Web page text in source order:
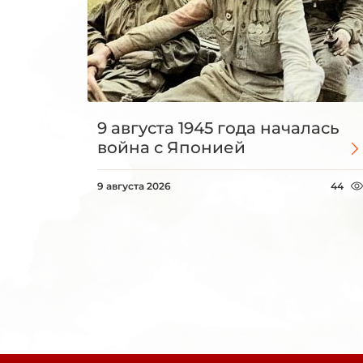
9 августа 1945 года началась
война с Японией
9 августа 2026 44